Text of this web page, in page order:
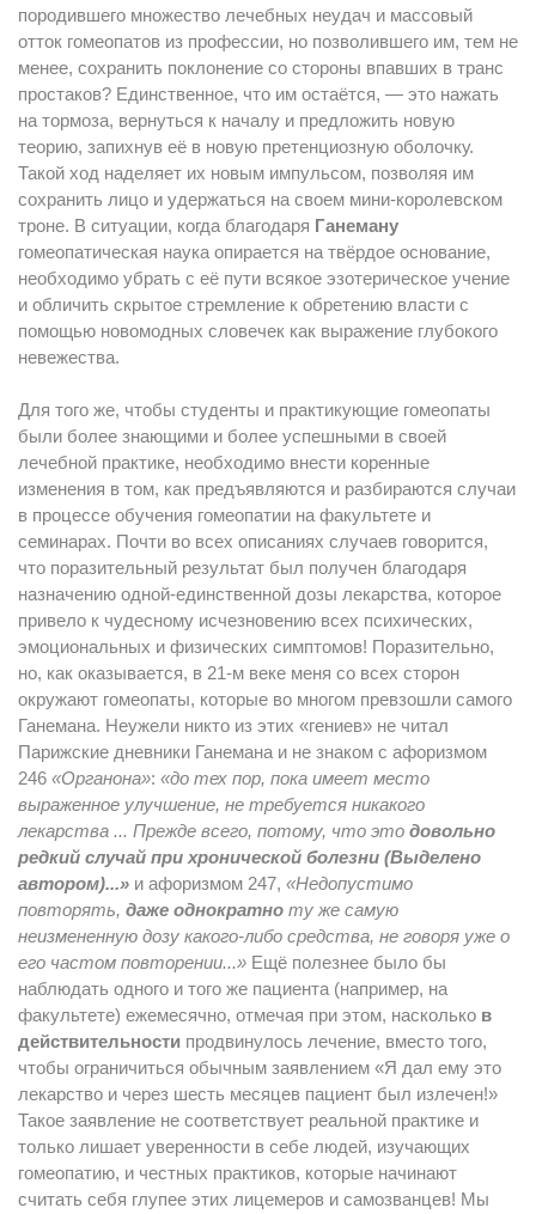
породившего множество лечебных неудач и массовый
отток гомеопатов из профессии, но позволившего им, тем не
менее, сохранить поклонение со стороны впавших в транс
простаков? Единственное, что им остаётся, — это нажать
на тормоза, вернуться к началу и предложить новую
теорию, запихнув её в новую претенциозную оболочку.
Такой ход наделяет их новым импульсом, позволяя им
сохранить лицо и удержаться на своем мини-королевском
троне. В ситуации, когда благодаря Ганеману
гомеопатическая наука опирается на твёрдое основание,
необходимо убрать с её пути всякое эзотерическое учение
и обличить скрытое стремление к обретению власти с
помощью новомодных словечек как выражение глубокого
невежества.
Для того же, чтобы студенты и практикующие гомеопаты
были более знающими и более успешными в своей
лечебной практике, необходимо внести коренные
изменения в том, как предъявляются и разбираются случаи
в процессе обучения гомеопатии на факультете и
семинарах. Почти во всех описаниях случаев говорится,
что поразительный результат был получен благодаря
назначению одной-единственной дозы лекарства, которое
привело к чудесному исчезновению всех психических,
эмоциональных и физических симптомов! Поразительно,
но, как оказывается, в 21-м веке меня со всех сторон
окружают гомеопаты, которые во многом превзошли самого
Ганемана. Неужели никто из этих «гениев» не читал
Парижские дневники Ганемана и не знаком с афоризмом
246 «Органона»: «до тех пор, пока имеет место
выраженное улучшение, не требуется никакого
лекарства ... Прежде всего, потому, что это довольно
редкий случай при хронической болезни (Выделено
автором)...» и афоризмом 247, «Недопустимо
повторять, даже однократно ту же самую
неизмененную дозу какого-либо средства, не говоря уже о
его частом повторении...» Ещё полезнее было бы
наблюдать одного и того же пациента (например, на
факультете) ежемесячно, отмечая при этом, насколько в
действительности продвинулось лечение, вместо того,
чтобы ограничиться обычным заявлением «Я дал ему это
лекарство и через шесть месяцев пациент был излечен!»
Такое заявление не соответствует реальной практике и
только лишает уверенности в себе людей, изучающих
гомеопатию, и честных практиков, которые начинают
считать себя глупее этих лицемеров и самозванцев! Мы